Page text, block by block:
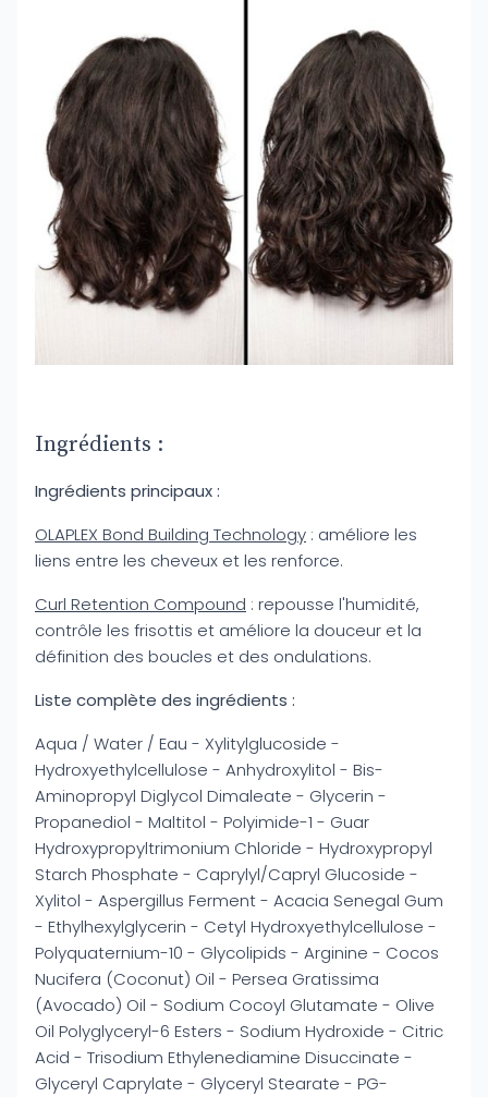
Ingrédients :
Ingrédients principaux :
OLAPLEX Bond Building Technology : améliore les
liens entre les cheveux et les renforce.
Curl Retention Compound : repousse l'humidité,
contrôle les frisottis et améliore la douceur et la
définition des boucles et des ondulations.
Liste complète des ingrédients :
Aqua / Water / Eau - Xylitylglucoside -
Hydroxyethylcellulose - Anhydroxylitol - Bis-
Aminopropyl Diglycol Dimaleate - Glycerin -
Propanediol - Maltitol - Polyimide-1 - Guar
Hydroxypropyltrimonium Chloride - Hydroxypropyl
Starch Phosphate - Caprylyl/Capryl Glucoside -
Xylitol - Aspergillus Ferment - Acacia Senegal Gum
- Ethylhexylglycerin - Cetyl Hydroxyethylcellulose -
Polyquaternium-10 - Glycolipids - Arginine - Cocos
Nucifera (Coconut) Oil - Persea Gratissima
(Avocado) Oil - Sodium Cocoyl Glutamate - Olive
Oil Polyglyceryl-6 Esters - Sodium Hydroxide - Citric
Acid - Trisodium Ethylenediamine Disuccinate -
Glyceryl Caprylate - Glyceryl Stearate - PG-